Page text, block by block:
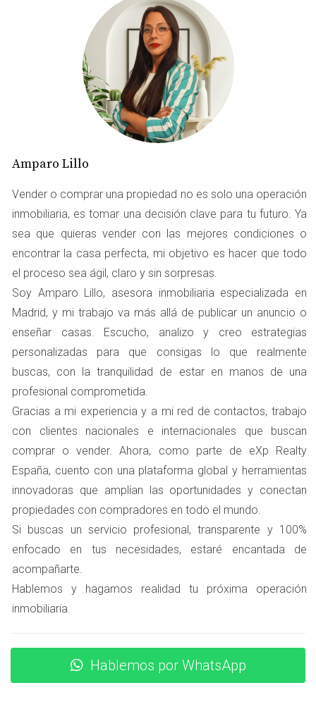
¿Qué es la cédula de habitabilidad?
La cédula de habitabilidad es un certificado emitido por
el Ayuntamiento que acredita que una vivienda reúne las
condiciones mínimas para ser habitada. Esto incluye
aspectos como la seguridad estructural, la salubridad y
el acceso a servicios básicos como agua, luz y
saneamiento. Sin esta cédula, no podrás legalmente
vender o alquilar tu propiedad, lo que puede generar
"La cédula de habitabilidad no solo es un
requisito legal; es una garantía de calidad y
seguridad para los futuros inquilinos o
compradores."
Cómo obtener o renovar la cédula
de habitabilidad
Obtener o renovar la cédula de habitabilidad puede
parecer un proceso complicado, pero con la información
adecuada, se vuelve mucho más manejable. A
continuación, desglosamos los pasos necesarios para
completar este trámite.
Documentación necesaria
Para iniciar el proceso, necesitarás reunir ciertos
documentos. Aquí te dejamos una lista básica:
arrendamiento.
Certificado técnico que acredite las condiciones del
inmueble.
Documentación personal (DNI o NIE).
Es importante verificar si hay requisitos adicionales
específicos para tu caso particular.
Amparo Lillo
Vender o comprar una propiedad no es solo una operación
inmobiliaria, es tomar una decisión clave para tu futuro. Ya
sea que quieras vender con las mejores condiciones o
encontrar la casa perfecta, mi objetivo es hacer que todo
el proceso sea ágil, claro y sin sorpresas.
Soy Amparo Lillo, asesora inmobiliaria especializada en
Madrid, y mi trabajo va más allá de publicar un anuncio o
enseñar casas. Escucho, analizo y creo estrategias
personalizadas para que consigas lo que realmente
buscas, con la tranquilidad de estar en manos de una
profesional comprometida.
Gracias a mi experiencia y a mi red de contactos, trabajo
con clientes nacionales e internacionales que buscan
comprar o vender. Ahora, como parte de eXp Realty
España, cuento con una plataforma global y herramientas
innovadoras que amplían las oportunidades y conectan
propiedades con compradores en todo el mundo.
Si buscas un servicio profesional, transparente y 100%
enfocado en tus necesidades, estaré encantada de
acompañarte.
Hablemos y hagamos realidad tu próxima operación
inmobiliaria.
Hablemos por WhatsApp